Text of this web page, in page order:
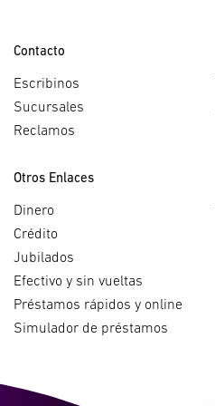
Contacto
Escribinos
Sucursales
Reclamos
Otros Enlaces
Dinero
Crédito
Jubilados
Efectivo y sin vueltas
Préstamos rápidos y online
Simulador de préstamos